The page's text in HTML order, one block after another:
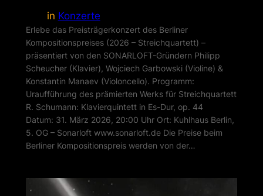
in Konzerte
Erlebe das Preisträgerkonzert des Berliner
Kompositionspreises (2026 – Streichquartett) –
präsentiert von den SONARLOFT-Gründern Philipp
Scheucher (Klavier), Wojciech Garbowski (Violine) &
Konstantin Manaev (Violoncello). Programm:
Uraufführung des prämierten Werks für Streichquartett
R. Schumann: Klavierquintett in Es-Dur, op. 44
Datum: 31. März 2026, 20:00 Uhr Ort: Kuhlhaus Berlin,
5. OG – Sonarloft www.sonarloft.de Die Preise beim
Berliner Kompositionspreis werden von der…